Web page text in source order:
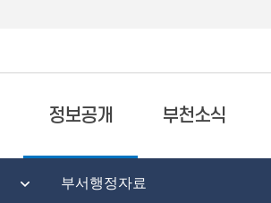
정보공개 부천소식
부서행정자료